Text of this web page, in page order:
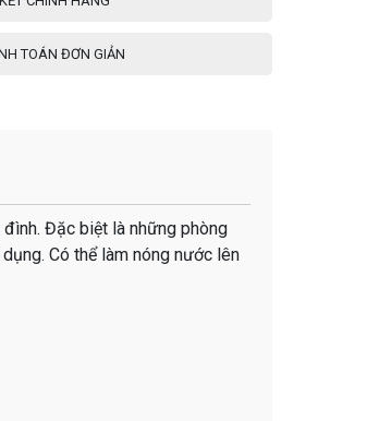
TOÁN ĐƠN GIẢN
Đặc biệt là những phòng
Có thể làm nóng nước lên